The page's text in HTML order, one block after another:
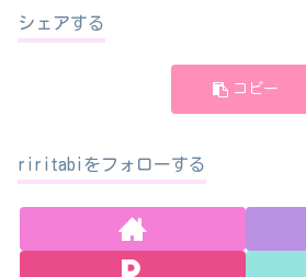
シェアする
コピー
riritabiをフォローする